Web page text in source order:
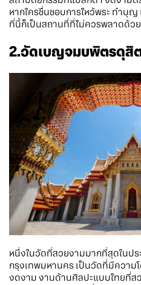
หากใครชื่นชอบการไหว้พระ ทำบุ
ที่นี้ก็เป็นสถานที่ที่ไม่ควรพลาดด้ว
2.วัดเบญจมบพิตรดุสิ
หนึ่งในวัดที่สวยงามมากที่สุดในปร
กรุงเทพมหานคร เป็นวัดที่มีความ
งดงาม งานด้านศิลปะแบบไทยที่ส